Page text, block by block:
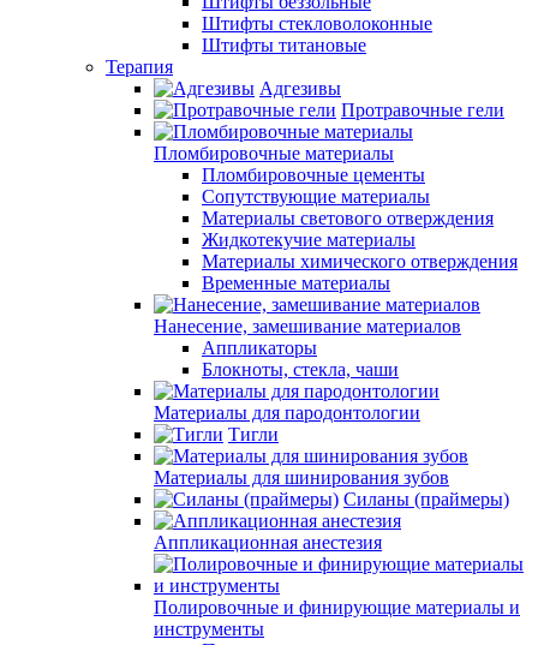
Штифты стекловолоконные
Штифты титановые
Терапия
Адгезивы
Протравочные гели
Пломбировочные материалы
Пломбировочные цементы
Сопутствующие материалы
Материалы светового отверждения
Жидкотекучие материалы
Материалы химического отверждения
Временные материалы
Нанесение, замешивание материалов
Аппликаторы
Блокноты, стекла, чаши
Материалы для пародонтологии
Тигли
Материалы для шинирования зубов
Силаны (праймеры)
Аппликационная анестезия
Полировочные и финирующие материалы и
инструменты